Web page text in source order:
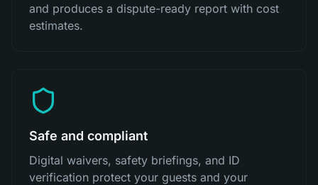
and produces a dispute-ready report with cost
estimates.
Safe and compliant
Digital waivers, safety briefings, and ID
verification protect your guests and your